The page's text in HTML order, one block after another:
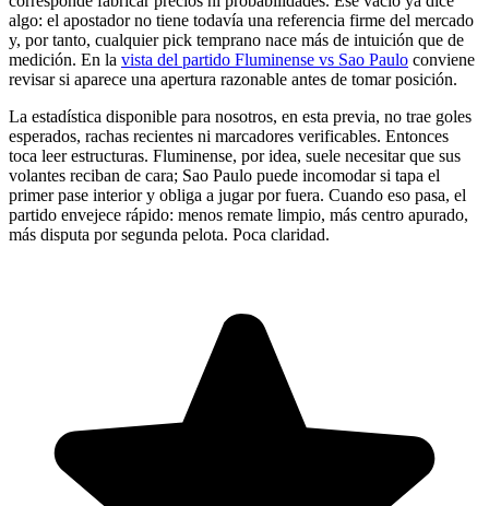
algo: el apostador no tiene todavía una referencia firme del mercado
y, por tanto, cualquier pick temprano nace más de intuición que de
medición. En la vista del partido Fluminense vs Sao Paulo conviene
revisar si aparece una apertura razonable antes de tomar posición.
La estadística disponible para nosotros, en esta previa, no trae goles
esperados, rachas recientes ni marcadores verificables. Entonces
toca leer estructuras. Fluminense, por idea, suele necesitar que sus
volantes reciban de cara; Sao Paulo puede incomodar si tapa el
primer pase interior y obliga a jugar por fuera. Cuando eso pasa, el
partido envejece rápido: menos remate limpio, más centro apurado,
más disputa por segunda pelota. Poca claridad.